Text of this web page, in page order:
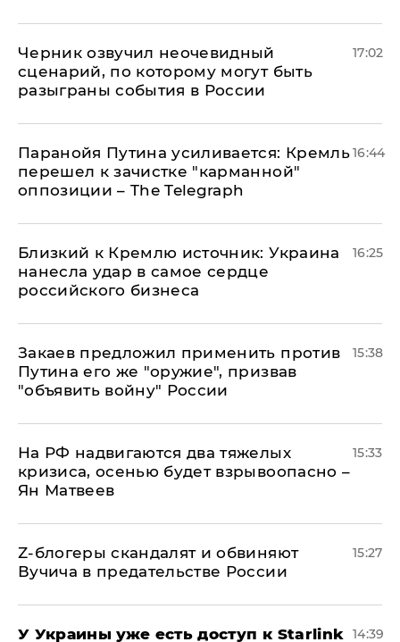
Черник озвучил неочевидный
сценарий, по которому могут быть
разыграны события в России
17:02
Паранойя Путина усиливается: Кремль
перешел к зачистке "карманной"
оппозиции – The Telegraph
16:44
Близкий к Кремлю источник: Украина
нанесла удар в самое сердце
российского бизнеса
16:25
Закаев предложил применить против
Путина его же "оружие", призвав
"объявить войну" России
15:38
На РФ надвигаются два тяжелых
кризиса, осенью будет взрывоопасно –
Ян Матвеев
15:33
Z-блогеры скандалят и обвиняют
Вучича в предательстве России
15:27
У Украины уже есть доступ к Starlink
14:39